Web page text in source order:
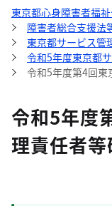
東京都心身障害者福
障害者総合支援法
東京都サービス管
令和5年度東京都
令和5年度第4回
令和5年度
理責任者